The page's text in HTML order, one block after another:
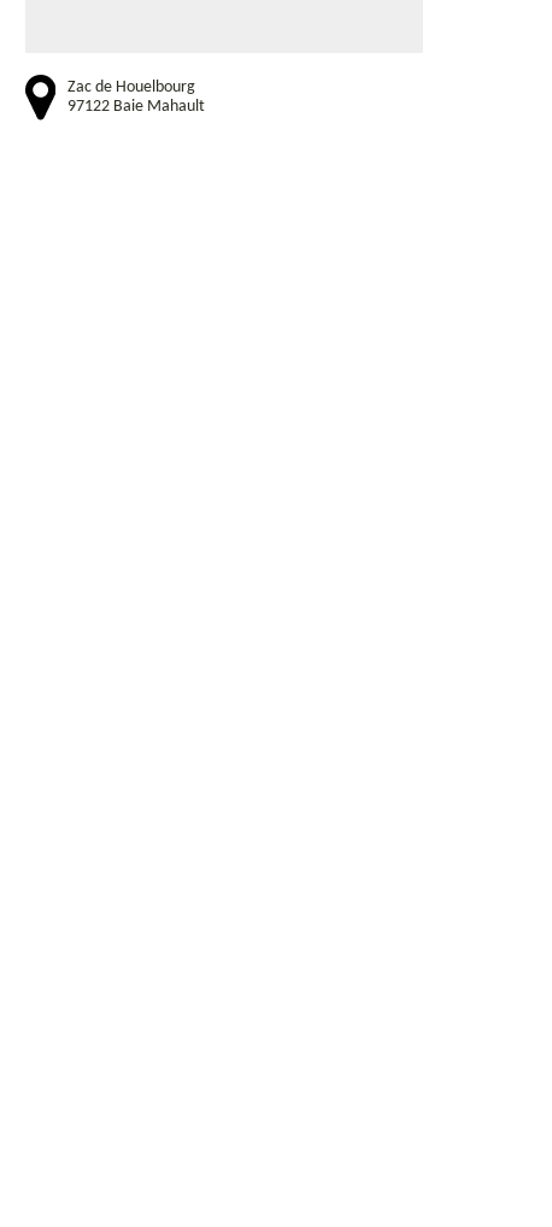
Zac de Houelbourg
97122 Baie Mahault